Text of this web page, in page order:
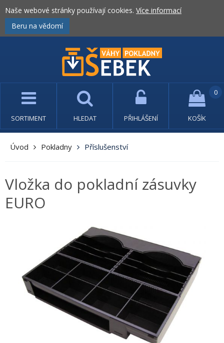
Naše webové stránky používají cookies. Více informací
Beru na vědomí
SORTIMENT HLEDAT PŘIHLÁŠENÍ KOŠÍK
0
Úvod Pokladny Příslušenství
Vložka do pokladní zásuvky
EURO